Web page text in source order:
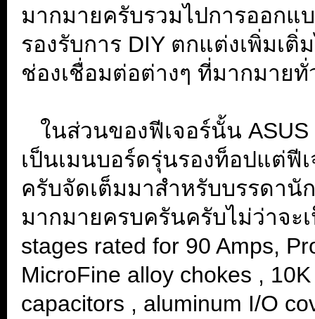
มากมายครับรวมไปการออก
รองรับการ DIY ตกแต่งเพิ่มเ
ช่องเชื่อมต่อต่างๆ ที่มากมาย
ในส่วนของฟีเจอร์นั้น ASUS
เป็นเมนบอร์ดรุ่นรองท็อปแต่ฟี
ครับจัดเต็มมาสำหรับบรรดานั
มากมายครบครันครับไม่ว่าจะ
stages rated for 90 Amps,
MicroFine alloy chokes ,
capacitors , aluminum I/O